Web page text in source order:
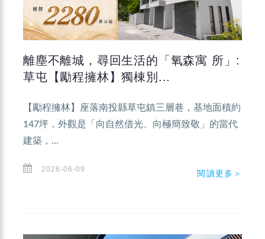
離塵不離城，尋回生活的「氧森寓 所」:
草屯【勵程擁林】獨棟別...
【勵程擁林】座落南投縣草屯鎮三層巷，基地面積約
147坪，外觀是「向自然借光、向極簡致敬」的當代
建築，...
2026-06-09 閱讀更多＞